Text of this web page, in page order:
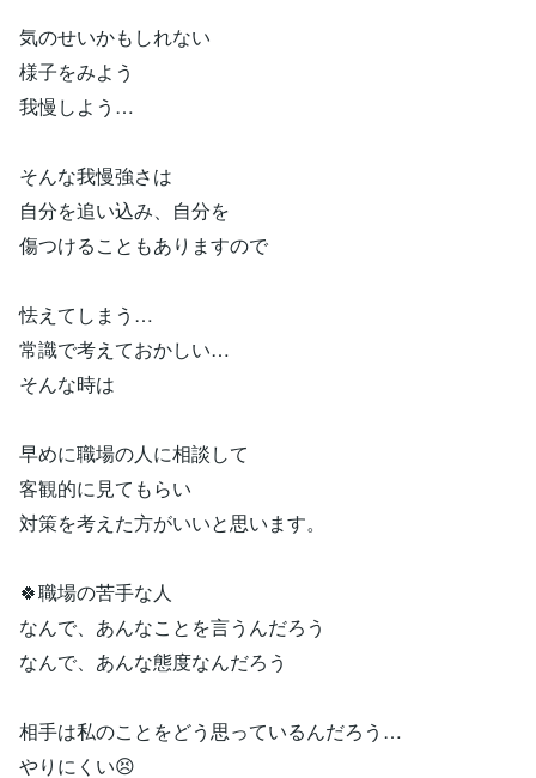
気のせいかもしれない
様子をみよう
我慢しよう…
そんな我慢強さは
自分を追い込み、自分を
傷つけることもありますので
怯えてしまう…
常識で考えておかしい…
そんな時は
早めに職場の人に相談して
客観的に見てもらい
対策を考えた方がいいと思います。
🍀職場の苦手な人
なんで、あんなことを言うんだろう
なんで、あんな態度なんだろう
相手は私のことをどう思っているんだろう…
やりにくい😣